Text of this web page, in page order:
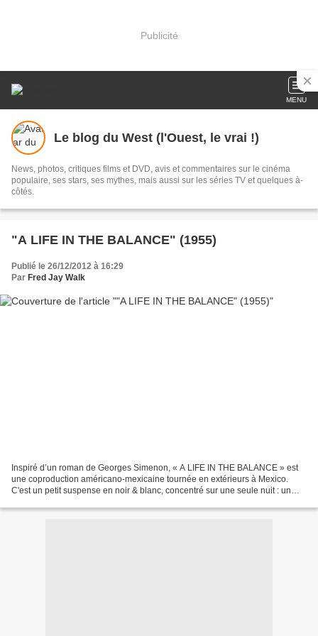
Publicité
MENU
Le blog du West (l'Ouest, le vrai !)
News, photos, critiques films et DVD, avis et commentaires sur le cinéma
populaire, ses stars, ses mythes, mais aussi sur les séries TV et quelques à-
côtés.
"A LIFE IN THE BALANCE" (1955)
Publié le 26/12/2012 à 16:29
Par Fred Jay Walk
Inspiré d’un roman de Georges Simenon, « A LIFE IN THE BALANCE » est
une coproduction américano-mexicaine tournée en extérieurs à Mexico.
C'est un petit suspense en noir & blanc, concentré sur une seule nuit : un